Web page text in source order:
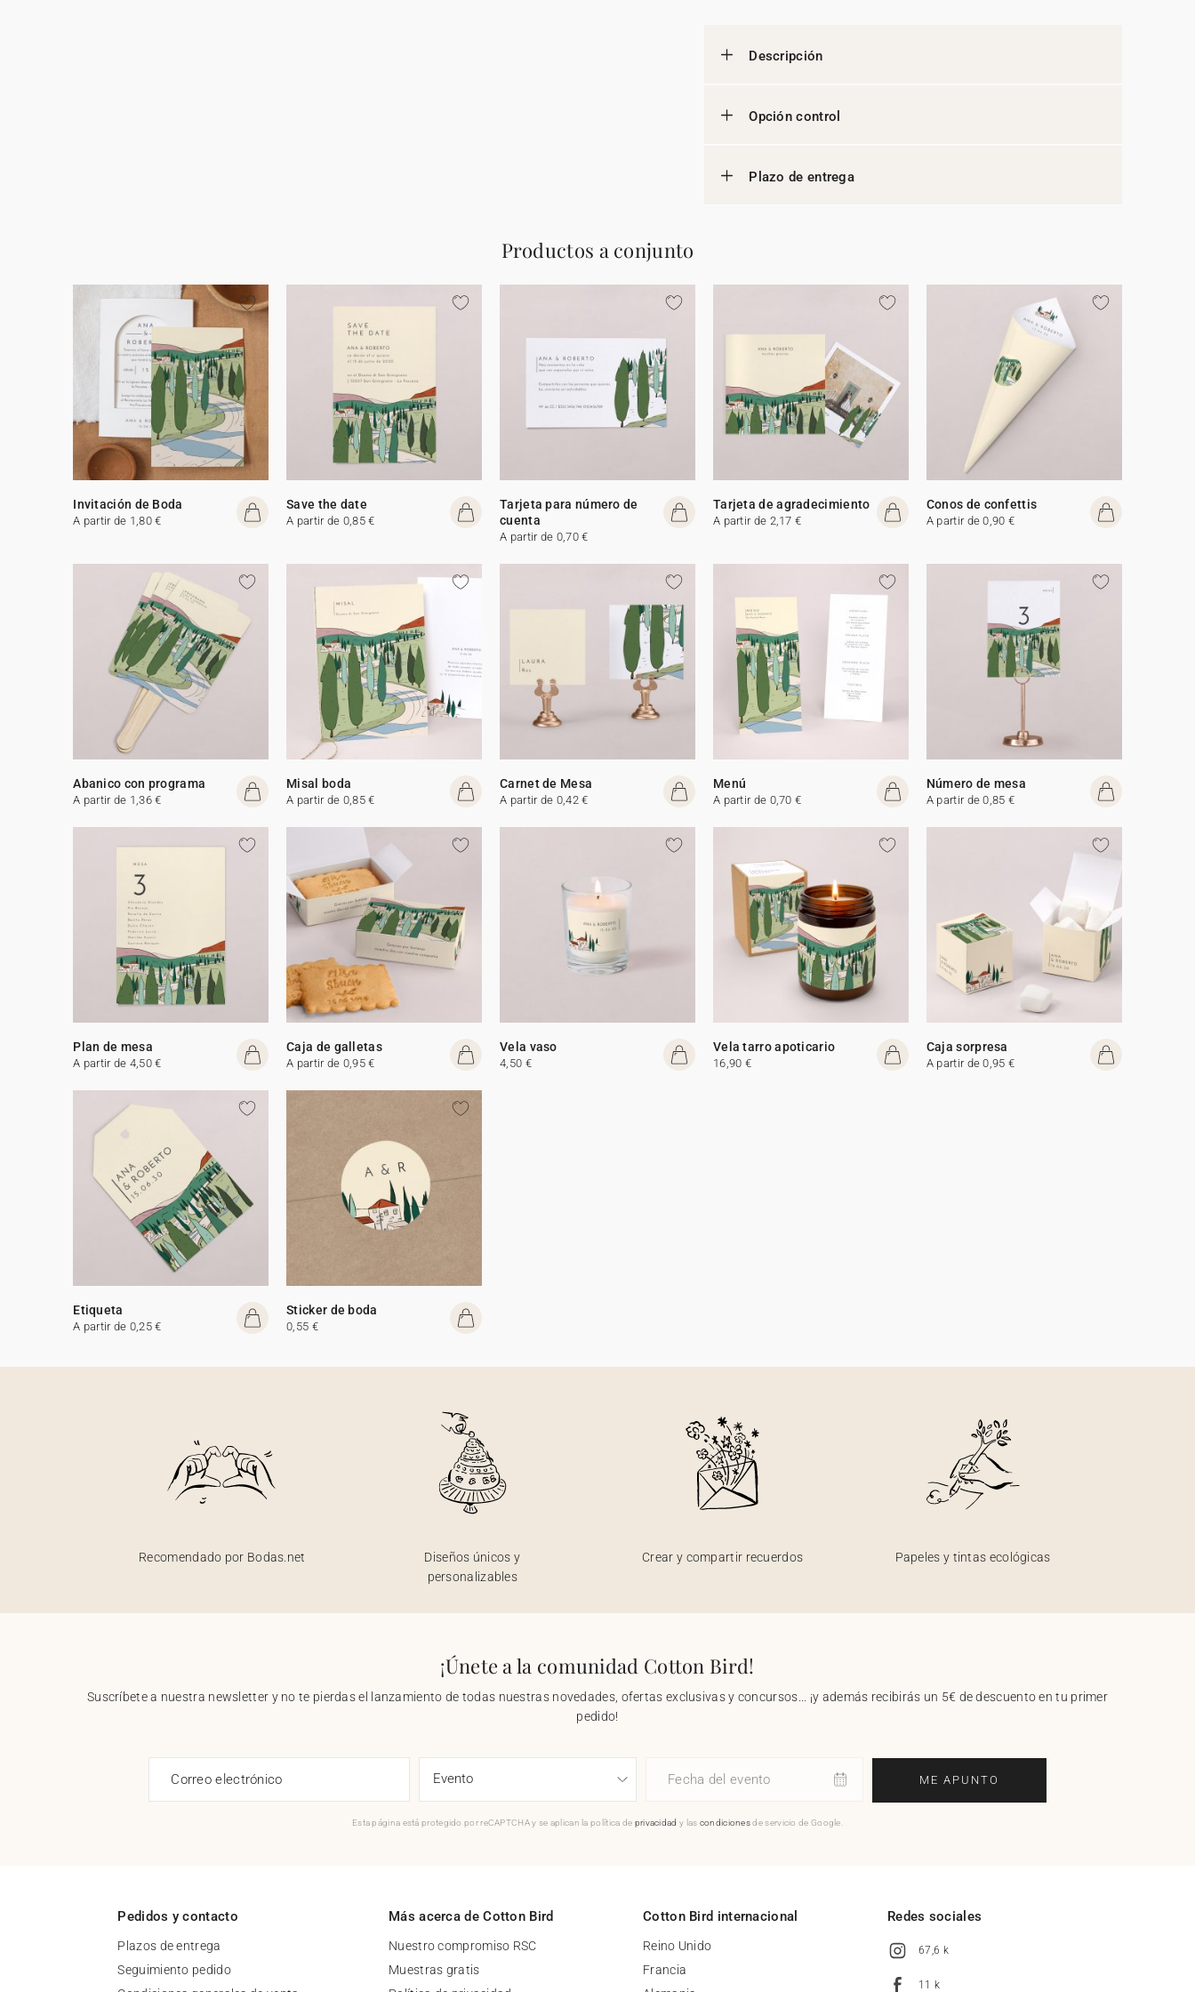
Descripción
Opción control
Plazo de entrega
Productos a conjunto
Invitación de Boda
A partir de 1,80 €
Save the date
A partir de 0,85 €
Tarjeta para número de
cuenta
A partir de 0,70 €
Tarjeta de agradecimiento
A partir de 2,17 €
Conos de confettis
A partir de 0,90 €
Abanico con programa
A partir de 1,36 €
Misal boda
A partir de 0,85 €
Carnet de Mesa
A partir de 0,42 €
Menú
A partir de 0,70 €
Número de mesa
A partir de 0,85 €
Plan de mesa
A partir de 4,50 €
Caja de galletas
A partir de 0,95 €
Vela vaso
4,50 €
Vela tarro apoticario
16,90 €
Caja sorpresa
A partir de 0,95 €
Etiqueta
A partir de 0,25 €
Sticker de boda
0,55 €
Recomendado por Bodas.net
Diseños únicos y
personalizables
Crear y compartir recuerdos Papeles y tintas ecológicas
¡Únete a la comunidad Cotton Bird!
Suscríbete a nuestra newsletter y no te pierdas el lanzamiento de todas nuestras novedades, ofertas exclusivas y concursos... ¡y además recibirás un 5€ de descuento en tu primer
pedido!
Correo electrónico Fecha del evento ME APUNTO
Esta página está protegido por reCAPTCHA y se aplican la política de privacidad y las condicionesde servicio de Google.
Pedidos y contacto
Plazos de entrega
Seguimiento pedido
Más acerca de Cotton Bird
Nuestro compromiso RSC
Muestras gratis
Cotton Bird internacional
Reino Unido
Francia
Redes sociales
67,6 k
11 k